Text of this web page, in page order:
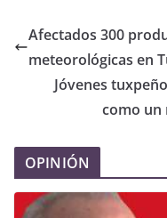
Afectados 300
meteorológicas en
Jóvenes
como un
OPINIÓN